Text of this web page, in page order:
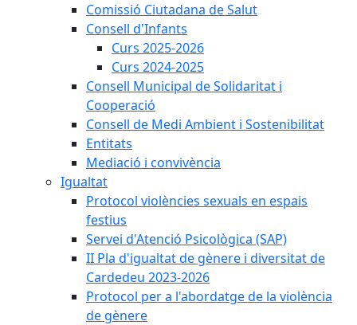
Comissió Ciutadana de Salut
Consell d'Infants
Curs 2025-2026
Curs 2024-2025
Consell Municipal de Solidaritat i
Cooperació
Consell de Medi Ambient i Sostenibilitat
Entitats
Mediació i convivència
Igualtat
Protocol violències sexuals en espais
festius
Servei d'Atenció Psicològica (SAP)
II Pla d'igualtat de gènere i diversitat de
Cardedeu 2023-2026
Protocol per a l'abordatge de la violència
de gènere